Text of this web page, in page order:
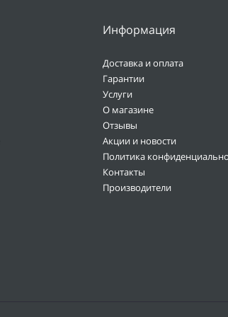
Информация
Доставка и оплата
Гарантии
Услуги
О магазине
Отзывы
Акции и новости
Политика
Контакты
Производители